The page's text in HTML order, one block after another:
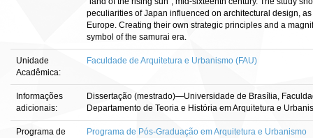
peculiarities of Japan influenced on architectural design,
Europe. Creating their own strategic principles and a
symbol of the samurai era.
Unidade
Acadêmica:
Faculdade de Arquitetura e Urbanismo (FAU)
Informações
adicionais:
Dissertação (mestrado)—Universidade de Brasília,
Departamento de Teoria e História em Arquitetura e
Programa de
Programa de Pós-Graduação em Arquitetura e Urbanismo